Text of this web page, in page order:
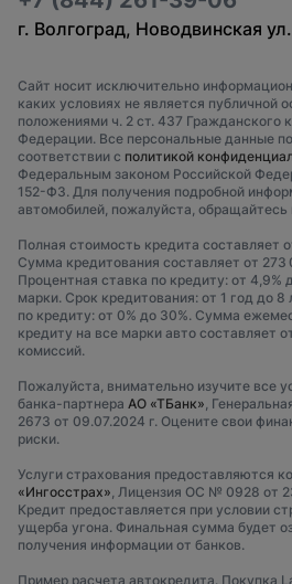
г. Волгоград, Новодвинская
Сайт носит исключительно
каких условиях не является публичной
положениями ч. 2 ст. 437 Гражданского
Федерации. Все персональные данные
соответствии с политикой
Федеральным законом Российской
152-ФЗ. Для получения подробной
автомобилей, пожалуйста,
Полная стоимость кредита составляет
Сумма кредитования составляет от 273
Процентная ставка по кредиту: от 4,9%
марки. Срок кредитования: от 1 год до 8
по кредиту: от 0% до 30%. Сумма
кредиту на все марки авто составляет
комиссий.
Пожалуйста, внимательно изучите все
банка-партнера АО «ТБанк»,
2673 от 09.07.2024 г. Оцените свои
риски.
Услуги страхования предоставляются
«Ингосстрах», Лицензия ОС № 0928 от
Кредит предоставляется при условии
ущерба угона. Финальная сумма будет
получения информации от банков.
Пример расчета автокредита. Покупка